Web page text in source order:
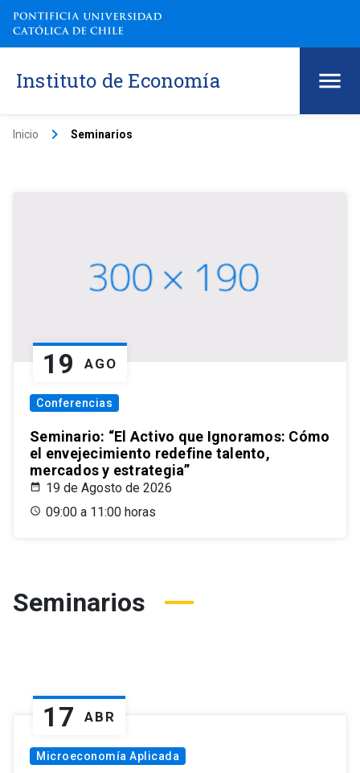
Instituto de Economía
Inicio keyboard_arrow_right Seminarios
19 AGO
Conferencias
Seminario: “El Activo que Ignoramos: Cómo
el envejecimiento redefine talento,
mercados y estrategia”
19 de Agosto de 2026
09:00 a 11:00 horas
Seminarios
17 ABR
Microeconomía Aplicada